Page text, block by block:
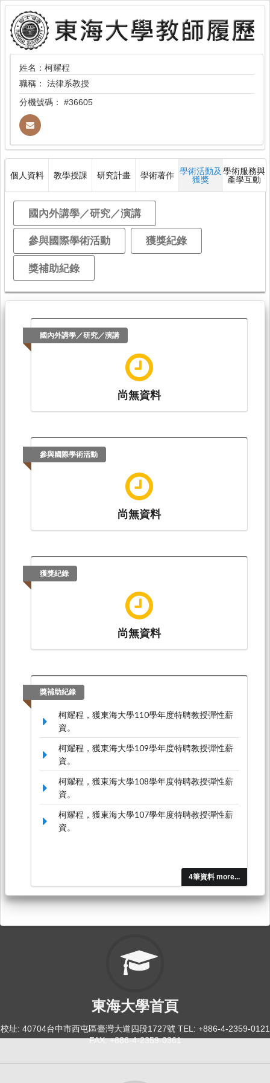
姓名：柯耀程
職稱： 法律系教授
分機號碼： #36605
個人資料 教學授課 研究計畫 學術著作 學術活動及
獲獎
學術服務與
產學互動
國內外講學／研究／演講
參與國際學術活動 獲獎紀錄
獎補助紀錄
國內外講學／研究／演講
尚無資料
參與國際學術活動
尚無資料
獲獎紀錄
尚無資料
獎補助紀錄
4筆資料 more...
柯耀程，獲東海大學110學年度特聘教授彈性薪
資。
柯耀程，獲東海大學109學年度特聘教授彈性薪
資。
柯耀程，獲東海大學108學年度特聘教授彈性薪
資。
柯耀程，獲東海大學107學年度特聘教授彈性薪
資。
東海大學首頁
校址: 40704台中市西屯區臺灣大道四段1727號 TEL: +886-4-2359-0121
FAX: +886-4-2359-0361